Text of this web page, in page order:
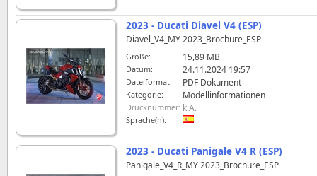
2023 - Ducati Diavel V4 (ESP)
Diavel_V4_MY 2023_Brochure_ESP
Größe: 15,89 MB
Datum: 24.11.2024 19:57
Dateiformat: PDF Dokument
Kategorie: Modellinformationen
Drucknummer: k.A.
Sprache(n):
2023 - Ducati Panigale V4 R (ESP)
Panigale_V4_R_MY 2023_Brochure_ESP